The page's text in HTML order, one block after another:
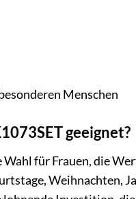
Menschen
geeignet?
für Frauen, die
Weihnachten,